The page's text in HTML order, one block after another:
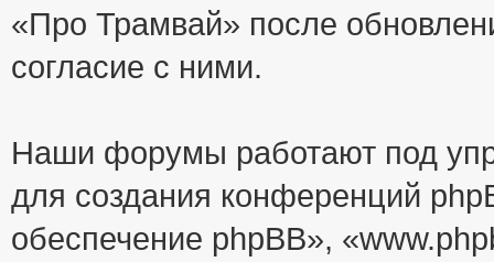
«Про Трамвай» после
согласие с ними.
Наши форумы работают под
для создания конференций
обеспечение phpBB»,